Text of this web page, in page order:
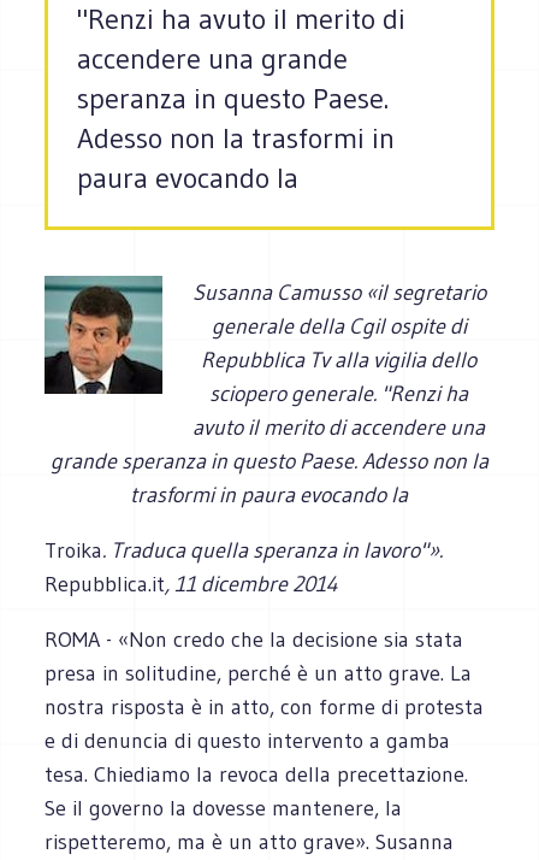
"Renzi ha avuto il merito di
accendere una grande
speranza in questo Paese.
Adesso non la trasformi in
paura evocando la
Susanna Camusso «il segretario
generale della Cgil ospite di
Repubblica Tv alla vigilia dello
sciopero generale. "Renzi ha
avuto il merito di accendere una
grande speranza in questo Paese. Adesso non la
trasformi in paura evocando la
Troika. Traduca quella speranza in lavoro"».
Repubblica.it, 11 dicembre 2014
ROMA - «Non credo che la decisione sia stata
presa in solitudine, perché è un atto grave. La
nostra risposta è in atto, con forme di protesta
e di denuncia di questo intervento a gamba
tesa. Chiediamo la revoca della precettazione.
Se il governo la dovesse mantenere, la
rispetteremo, ma è un atto grave». Susanna